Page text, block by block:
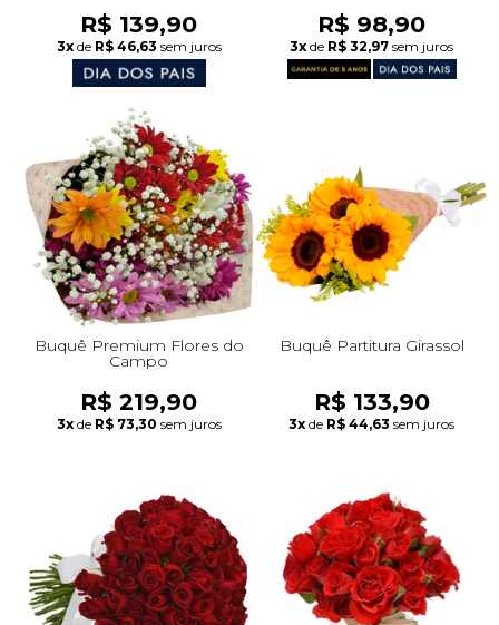
R$ 139,90
3x de R$ 46,63 sem juros
R$ 98,90
3x de R$ 32,97 sem juros
Buquê Premium Flores do
Campo
R$ 219,90
3x de R$ 73,30 sem juros
Buquê Partitura Girassol
R$ 133,90
3x de R$ 44,63 sem juros